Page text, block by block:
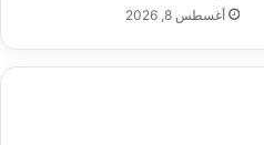
أغسطس 8, 2026